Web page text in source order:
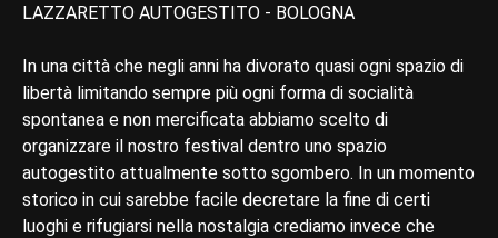
LAZZARETTO AUTOGESTITO - BOLOGNA
In una città che negli anni ha divorato quasi ogni spazio di
libertà limitando sempre più ogni forma di socialità
spontanea e non mercificata abbiamo scelto di
organizzare il nostro festival dentro uno spazio
autogestito attualmente sotto sgombero. In un momento
storico in cui sarebbe facile decretare la fine di certi
luoghi e rifugiarsi nella nostalgia crediamo invece che